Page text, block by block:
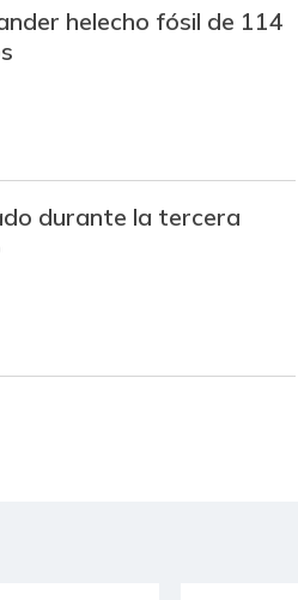
helecho fósil de 114
durante la tercera